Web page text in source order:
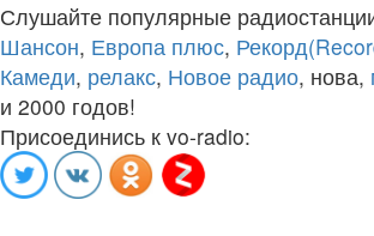
Слушайте популярные
Шансон, Европа плюс,
Камеди, релакс, Новое радио, нова,
и 2000 годов!
Присоединись к vo-radio: